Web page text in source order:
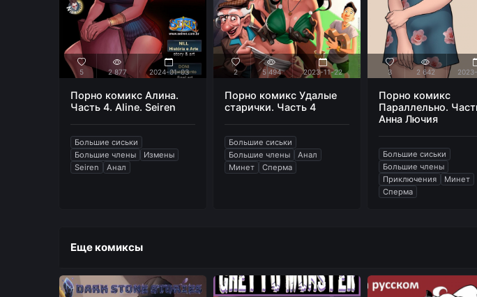
5 2 877 2024-01-03
Порно комикс Алина.
Часть 4. Aline. Seiren
Большие сиськи
Большие члены
Измены
Seiren
Анал
2 5 494 2023-11-22
Порно комикс Удалые
старички. Часть 4
Большие сиськи
Большие члены
Анал
Минет
Сперма
3 2 642
Порно комикс
Параллельно.
Анна Лючия
Большие сиськи
Большие члены
Приключения
Минет
Сперма
Еще комиксы